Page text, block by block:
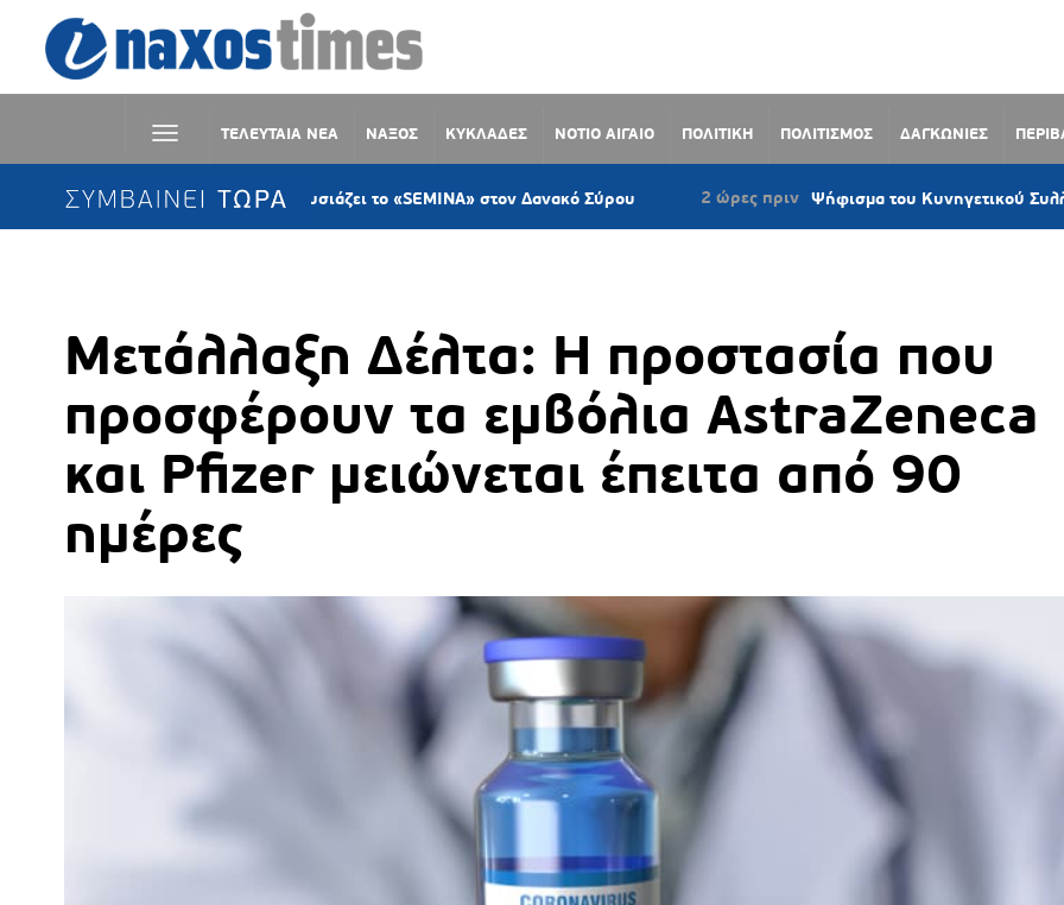
ΤΕΛΕΥΤΑΙΑ ΝΕΑ ΝΑΞΟΣ ΚΥΚΛΑΔΕΣ ΝΟΤΙΟ ΑΙΓΑΙΟ ΠΟΛΙΤΙΚΗ ΠΟΛΙΤΙΣΜΟΣ ΔΑΓΚΩΝΙΕΣ
ΣΥΜΒΑΙΝΕΙ ΤΩΡΑ
Η KYKLart παρουσιάζει το «SEMINA» στον Δανακό Σύρου 2 ώρες πριν Ψήφισμα του Κυνηγετικού Συλλόγου
Μετάλλαξη Δέλτα: Η προστασία που
προσφέρουν τα εμβόλια AstraZeneca
και Pfizer μειώνεται έπειτα από 90
ημέρες